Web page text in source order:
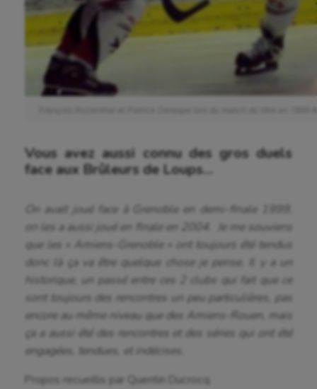
Tir à l'arc
Triathlon
Voile
Water-polo
Vous avez aussi connu des gros duels
face aux Brûleurs de Loups…
On avait joué face à Grenoble en demi-finale 1999,
on les a aussi joué en finale en 2004. Je me souviens
que les « Amiens-Grenoble » ont toujours été tendus
donc là ça va être quelque chose je pense. Il y a un
historique, un passé entre ces 2 clubs qui fait que ce
sont toujours des rencontres un peu particulières, pas
encore au même niveau que des Amiens-Rouen, mais
ça a aussi été des rencontres et des séries qui ont été
engagées, tendues, et indécises.
Propos recueillis par Quentin Ducrocq